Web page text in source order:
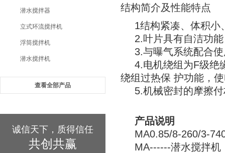
潜水搅拌器
立式环流搅拌机
浮筒搅拌机
潜水搅拌机
查看全部产品
诚信天下，质得信任
共创共赢
结构简介及性能特点
1结构紧凑、体积小
2.叶片具有自洁功
3.与曝气系统配合
4.电机绕组为F级绝
绕组过热保 护功能，
5.机械密封的摩擦
产品说明
MA0.85/8-260/3-
MA------潜水搅拌机